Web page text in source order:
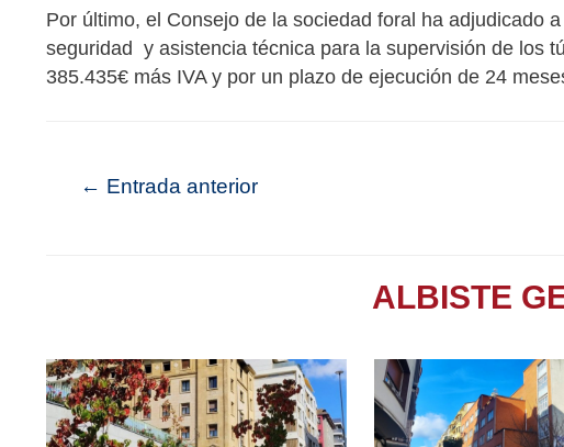
Por último, el Consejo de la sociedad foral ha adjudicado
seguridad y asistencia técnica para la supervisión de los
385.435€ más IVA y por un plazo de ejecución de 24
← Entrada anterior
ALBISTE